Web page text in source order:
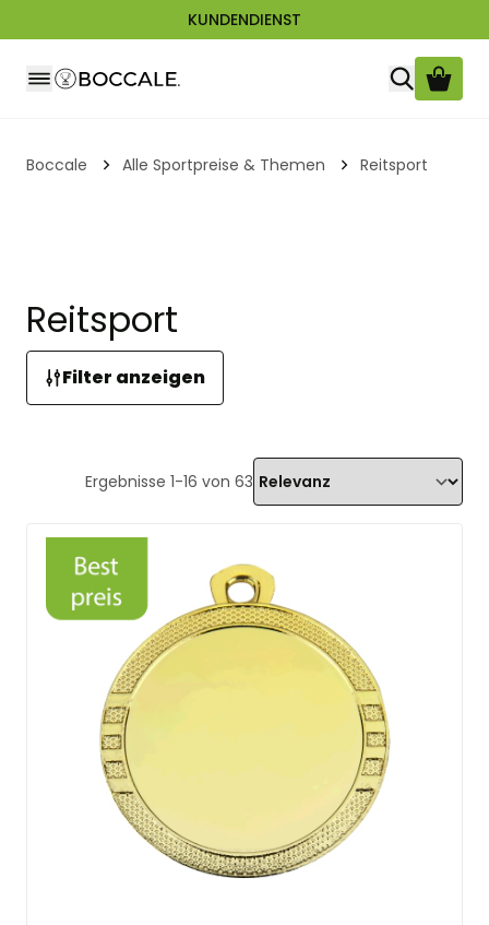
KUNDENDIENST
Boccale Alle Sportpreise & Themen Reitsport
Reitsport
Filter anzeigen
Ergebnisse 1-16 von 63